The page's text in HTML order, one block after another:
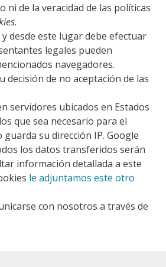
de la veracidad de las políticas
.
y desde este lugar debe efectuar
legales pueden
navegadores.
decisión de no aceptación de las
servidores ubicados en Estados
que sea necesario para el
su dirección IP. Google
los datos transferidos serán
información detallada a este
le adjuntamos este otro
con nosotros a través de